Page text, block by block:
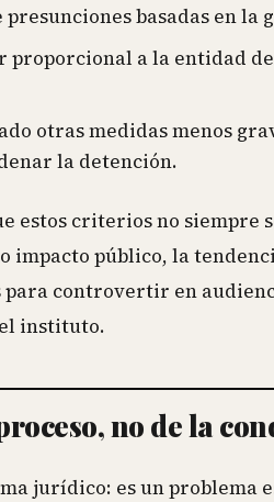
basadas en la
a la entidad
otras medidas menos
la detención.
estos criterios no siempre
impacto público, la
controvertir en
instituto.
no de la
jurídico: es un